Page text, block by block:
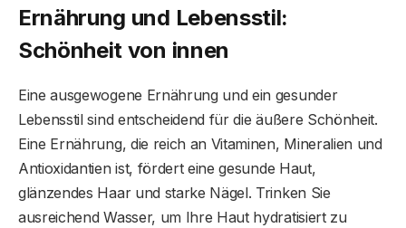
Ernährung und Lebensstil:
Schönheit von innen
Eine ausgewogene Ernährung und ein gesunder
Lebensstil sind entscheidend für die äußere Schönheit.
Eine Ernährung, die reich an Vitaminen, Mineralien und
Antioxidantien ist, fördert eine gesunde Haut,
glänzendes Haar und starke Nägel. Trinken Sie
ausreichend Wasser, um Ihre Haut hydratisiert zu